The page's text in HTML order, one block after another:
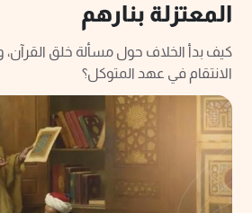
المعتزلة بنارهم
كيف بدأ الخلاف حول مسألة خلق القرآن،
الانتقام في عهد المتوكل؟